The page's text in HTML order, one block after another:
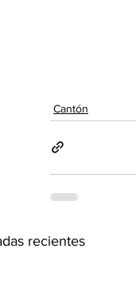
Cantón
recientes